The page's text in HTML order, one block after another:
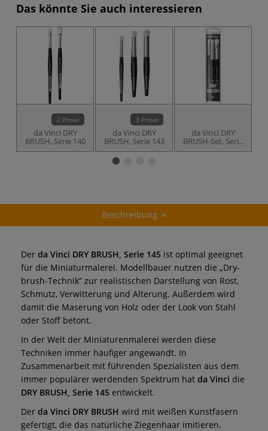
Das könnte Sie auch interessieren
2 Pinsel
da Vinci DRY
BRUSH, Serie 140
3 Pinsel
da Vinci DRY
BRUSH, Serie 143
da Vinci DRY
BRUSH-Set, Serie
4179
Beschreibung
Der da Vinci DRY BRUSH, Serie 145 ist optimal geeignet
für die Miniaturmalerei. Modellbauer nutzen die „Dry-
brush-Technik“ zur realistischen Darstellung von Rost,
Schmutz, Verwitterung und Alterung. Außerdem wird
damit die Maserung von Holz oder der Look von Stahl
oder Stoff betont.
In der Welt der Miniaturenmalerei werden diese
Techniken immer häufiger angewandt. In
Zusammenarbeit mit führenden Spezialisten aus dem
immer populärer werdenden Spektrum hat da Vinci die
DRY BRUSH, Serie 145 entwickelt.
Der da Vinci DRY BRUSH wird mit weißen Kunstfasern
gefertigt, die das natürliche Ziegenhaar imitieren.